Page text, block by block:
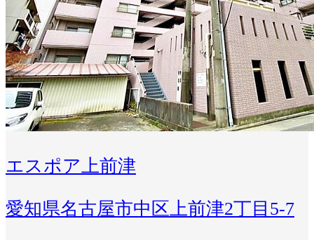
エスポア上前津
愛知県名古屋市中区上前津2丁目5-7